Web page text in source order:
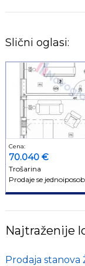
Slični oglasi:
Cena:
70.040 €
Trošarina
Prodaje se
Najtraženije
Prodaja stanova